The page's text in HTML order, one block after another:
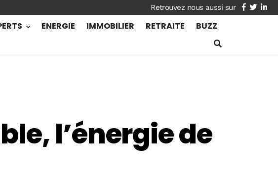
facebook
twitter
ENERGIE IMMOBILIER RETRAITE BUZZ
l’énergie de